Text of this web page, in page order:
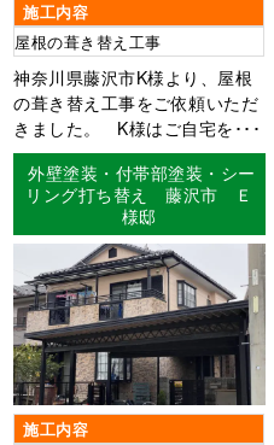
施工内容
屋根の葺き替え工事
神奈川県藤沢市K様より、屋根
の葺き替え工事をご依頼いただ
きました。 K様はご自宅を･･･
外壁塗装・付帯部塗装・シー
リング打ち替え 藤沢市 Ｅ
様邸
施工内容